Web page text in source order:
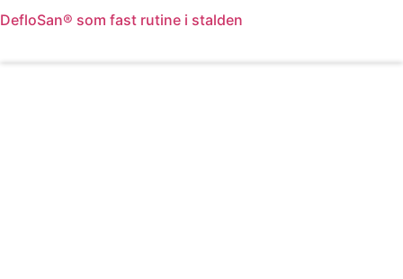
DefloSan® som fast rutine i stalden